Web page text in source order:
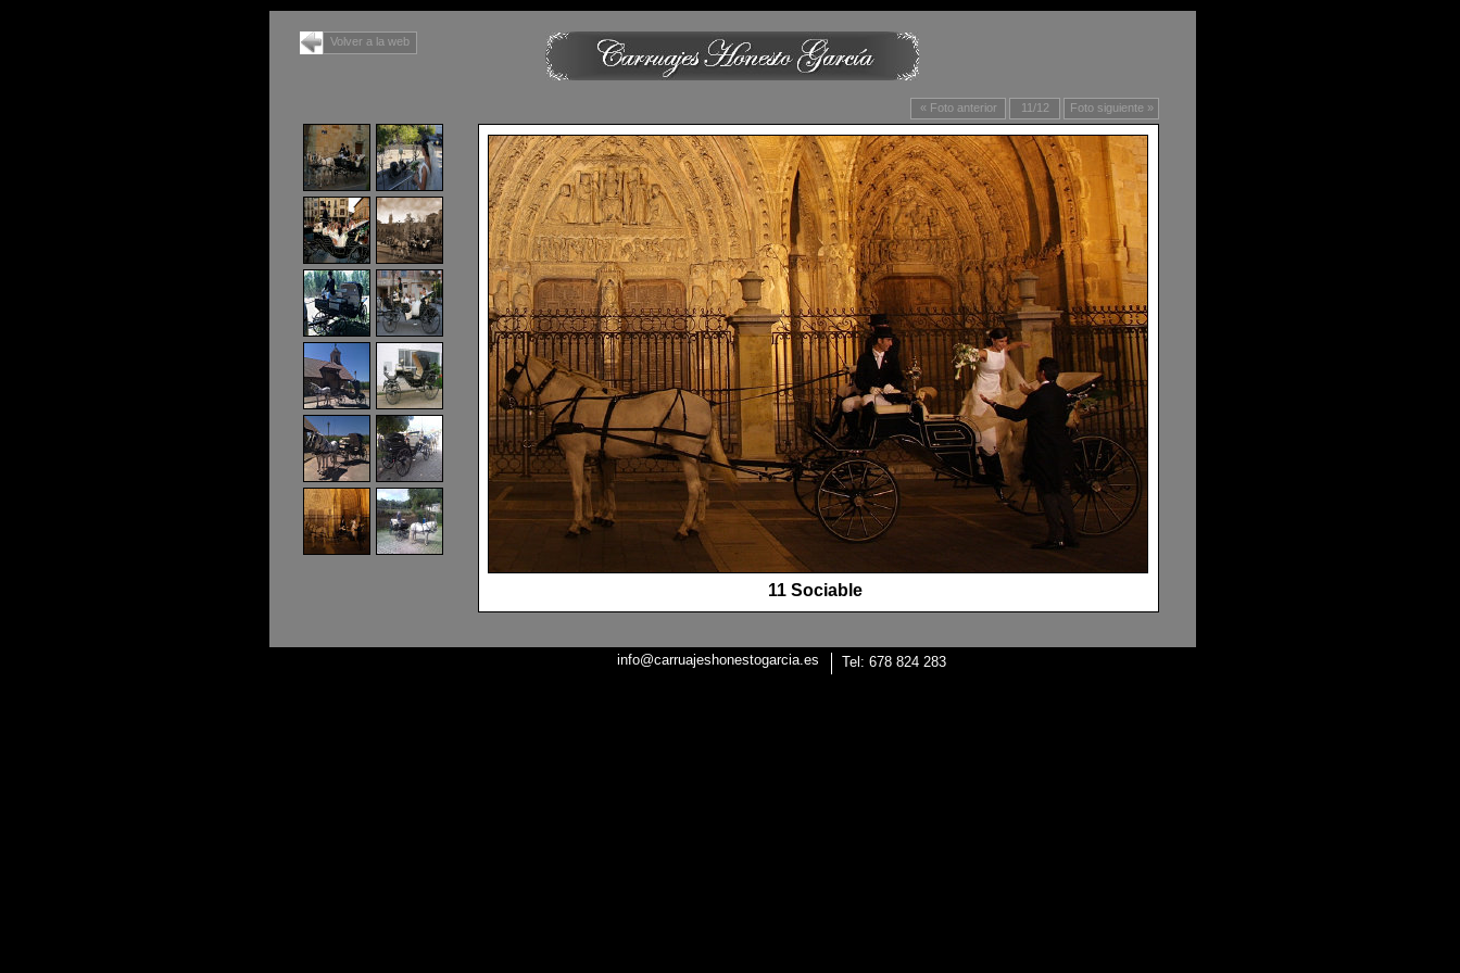
11 Sociable
Tel: 678 824 283
11/12
info@carruajeshonestogarcia.es
Foto siguiente »
« Foto anterior
Volver a la web